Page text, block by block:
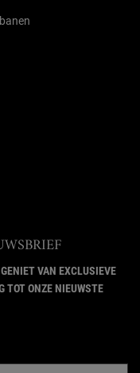
VAN EXCLUSIEVE
TOT ONZE NIEUWSTE